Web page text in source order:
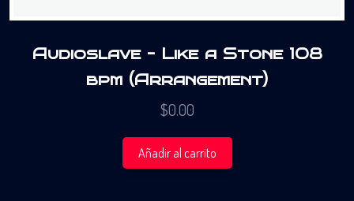
Audioslave – Like a Stone 108
bpm (Arrangement)
$0.00
Añadir al carrito